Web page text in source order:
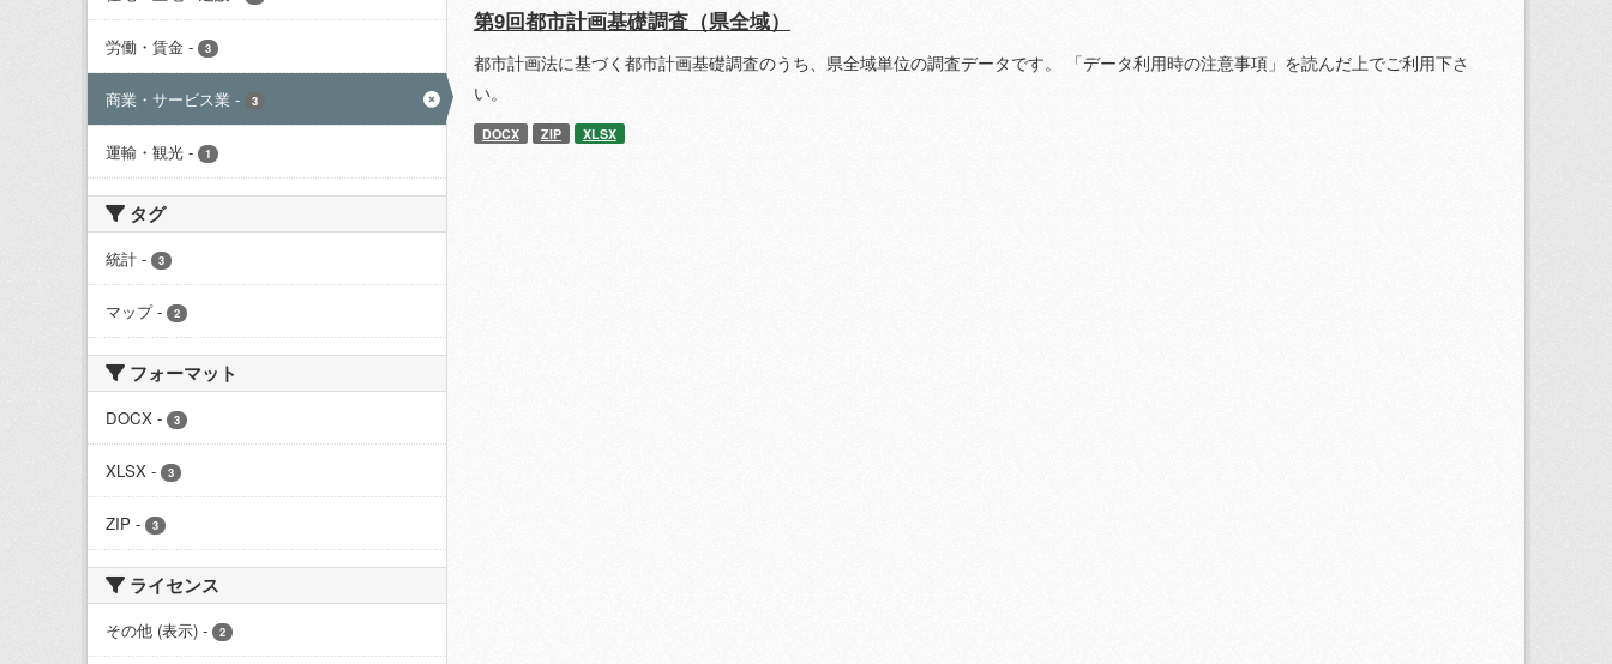
労働・賃金 - 3
商業・サービス業 - 3
運輸・観光 - 1
タグ
統計 - 3
マップ - 2
フォーマット
DOCX - 3
XLSX - 3
ZIP - 3
ライセンス
その他 (表示) - 2
第9回都市計画基礎調査（県全域）
都市計画法に基づく都市計画基礎調査のうち、県全域単位の調査データです。 「データ利用時の注意事項」を読んだ上でご利用下さ
い。
DOCX ZIP XLSX